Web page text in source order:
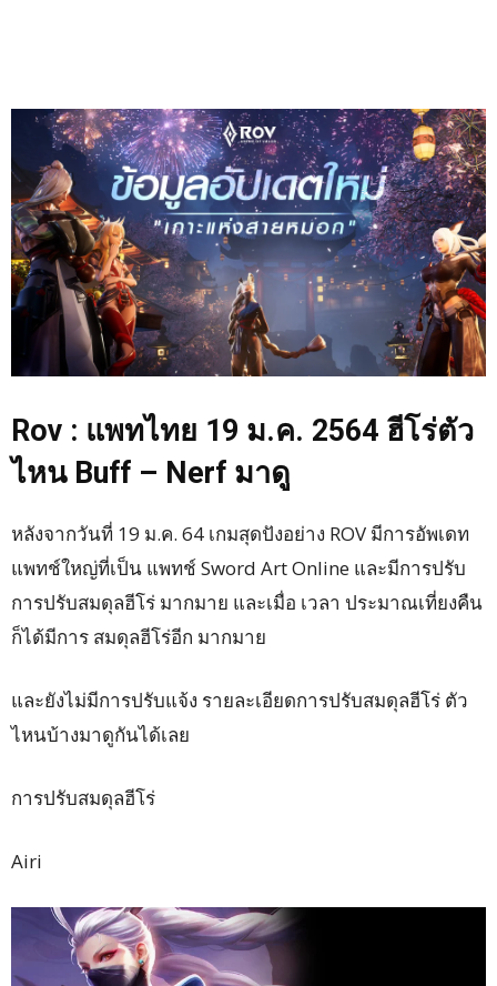
Rov : แพทไทย 19 ม.ค. 2564 ฮีโร่ตัว
ไหน Buff – Nerf มาดู
หลังจากวันที่ 19 ม.ค. 64 เกมสุดปังอย่าง ROV มีการอัพเดท
แพทช์ใหญ่ที่เป็น แพทช์ Sword Art Online และมีการปรับ
การปรับสมดุลฮีโร่ มากมาย และเมื่อ เวลา ประมาณเที่ยงคืน
ก็ได้มีการ สมดุลฮีโร่อีก มากมาย
และยังไม่มีการปรับแจ้ง รายละเอียดการปรับสมดุลฮีโร่ ตัว
ไหนบ้างมาดูกันได้เลย
การปรับสมดุลฮีโร่
Airi